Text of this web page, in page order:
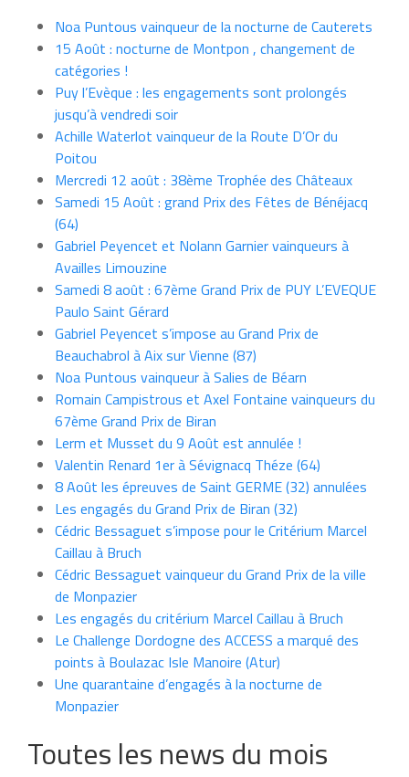
Noa Puntous vainqueur de la nocturne de Cauterets
15 Août : nocturne de Montpon , changement de
catégories !
Puy l’Evèque : les engagements sont prolongés
jusqu’à vendredi soir
Achille Waterlot vainqueur de la Route D’Or du
Poitou
Mercredi 12 août : 38ème Trophée des Châteaux
Samedi 15 Août : grand Prix des Fêtes de Bénéjacq
(64)
Gabriel Peyencet et Nolann Garnier vainqueurs à
Availles Limouzine
Samedi 8 août : 67ème Grand Prix de PUY L’EVEQUE
Paulo Saint Gérard
Gabriel Peyencet s’impose au Grand Prix de
Beauchabrol à Aix sur Vienne (87)
Noa Puntous vainqueur à Salies de Béarn
Romain Campistrous et Axel Fontaine vainqueurs du
67ème Grand Prix de Biran
Lerm et Musset du 9 Août est annulée !
Valentin Renard 1er à Sévignacq Théze (64)
8 Août les épreuves de Saint GERME (32) annulées
Les engagés du Grand Prix de Biran (32)
Cédric Bessaguet s’impose pour le Critérium Marcel
Caillau à Bruch
Cédric Bessaguet vainqueur du Grand Prix de la ville
de Monpazier
Les engagés du critérium Marcel Caillau à Bruch
Le Challenge Dordogne des ACCESS a marqué des
points à Boulazac Isle Manoire (Atur)
Une quarantaine d’engagés à la nocturne de
Monpazier
Toutes les news du mois